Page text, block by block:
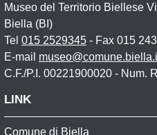
Museo del Territorio Biellese
Biella (BI)
Tel 015 2529345 - Fax 015
E-mail
C.F./P.I. 00221900020 - Num.
LINK
Comune di Biella